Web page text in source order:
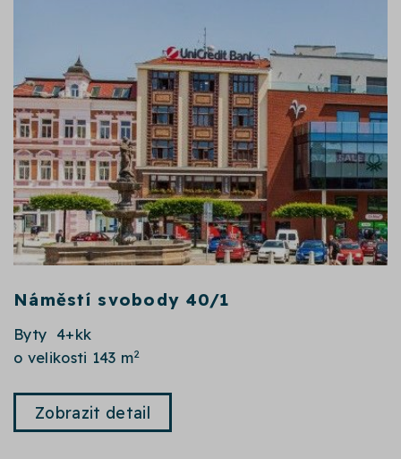
Náměstí svobody 40/1
Byty 4+kk
o velikosti 143 m2
Zobrazit detail